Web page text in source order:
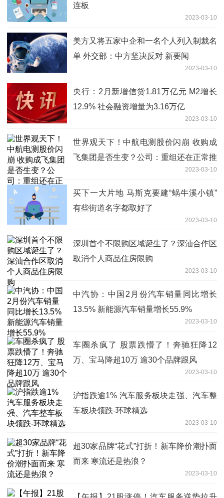
连板
2023-03-10
美方又将五家中企和一名个人列入制裁名
单 外交部：中方坚决反对 新要闻
2023-03-10
央行：2月新增信贷1.81万亿元 M2增长
12.9% 社会融资增量为3.16万亿
2023-03-10
世界观天下！中航电测股价闪崩 收购成
飞集团是否生变？公司：重组还在正常推
2023-03-10
买下一大片地 马斯克要建“蜗牛溪小镇”
有些街道名字都取好了
2023-03-10
深圳首个不限购区域诞生了？深汕合作区
取消个人商品住房限购
2023-03-10
中汽协：中国2月份汽车销量同比增长
13.5% 新能源汽车销量增长55.9%
2023-03-10
车圈杀疯了 股票跌懵了！奔驰狂降12
万、宝马降超10万 逾30个品牌跟风
2023-03-10
沪指跌逾1% 汽车服务板块走强、汽车整
车板块领跌-环球精选
2023-03-10
超30家品牌“花式”打折！新车降价潮扑面
而来 寒流还是热浪？
2023-03-10